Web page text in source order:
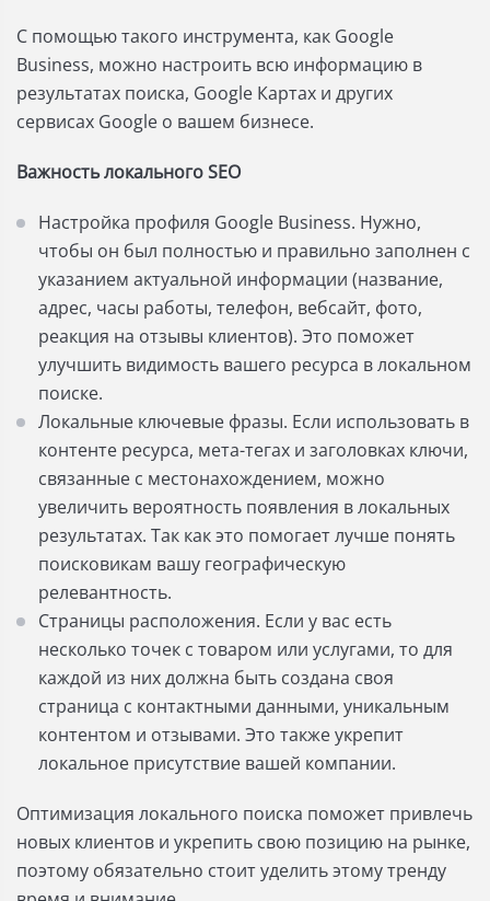
С помощью такого инструмента, как Google
Business, можно настроить всю информацию в
результатах поиска, Google Картах и других
сервисах Google о вашем бизнесе.
Важность локального SEO
Настройка профиля Google Business. Нужно,
чтобы он был полностью и правильно заполнен с
указанием актуальной информации (название,
адрес, часы работы, телефон, вебсайт, фото,
реакция на отзывы клиентов). Это поможет
улучшить видимость вашего ресурса в локальном
поиске.
Локальные ключевые фразы. Если использовать в
контенте ресурса, мета-тегах и заголовках ключи,
связанные с местонахождением, можно
увеличить вероятность появления в локальных
результатах. Так как это помогает лучше понять
поисковикам вашу географическую
релевантность.
Страницы расположения. Если у вас есть
несколько точек с товаром или услугами, то для
каждой из них должна быть создана своя
страница с контактными данными, уникальным
контентом и отзывами. Это также укрепит
локальное присутствие вашей компании.
Оптимизация локального поиска поможет привлечь
новых клиентов и укрепить свою позицию на рынке,
поэтому обязательно стоит уделить этому тренду